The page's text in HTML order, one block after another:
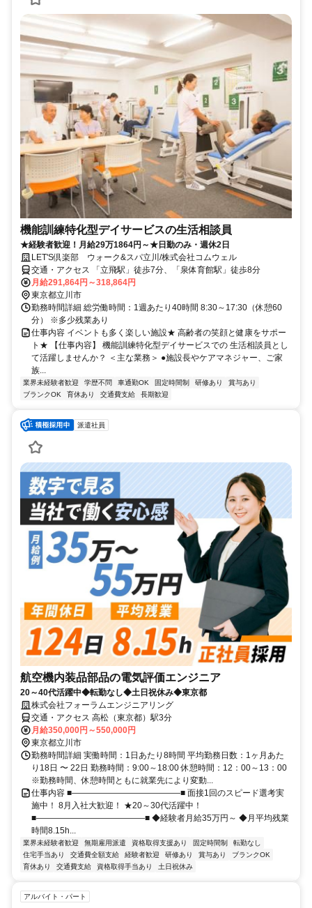
機能訓練特化型デイサービスの生活相談員
★経験者歓迎！月給29万1864円～★日勤のみ・週休2日
LET'S倶楽部 ウォーク&スパ立川/株式会社コムウェル
交通・アクセス 「立飛駅」徒歩7分、「泉体育館駅」徒歩8分
月給291,864円～318,864円
東京都立川市
勤務時間詳細 総労働時間：1週あたり40時間 8:30～17:30（休憩60
分） ※多少残業あり
仕事内容 イベントも多く楽しい施設★ 高齢者の笑顔と健康をサポー
ト★ 【仕事内容】 機能訓練特化型デイサービスでの 生活相談員とし
て活躍しませんか？ ＜主な業務＞ ●施設長やケアマネジャー、ご家
族...
業界未経験者歓迎 学歴不問 車通勤OK 固定時間制 研修あり
賞与あり
ブランクOK
育休あり 交通費支給 長期歓迎
派遣社員
航空機内装品部品の電気評価エンジニア
20～40代活躍中◆転勤なし◆土日祝休み◆東京都
株式会社フォーラムエンジニアリング
交通・アクセス 高松（東京都）駅3分
月給350,000円～550,000円
東京都立川市
勤務時間詳細 実働時間：1日あたり8時間 平均勤務日数：1ヶ月あた
り18日 〜 22日 勤務時間：9:00～18:00 休憩時間：12：00～13：00
※勤務時間、休憩時間ともに就業先により変動...
仕事内容 ■―――――――――――――■ 面接1回のスピード選考実
施中！ 8月入社大歓迎！ ★20～30代活躍中！
■―――――――――――――■ ◆経験者月給35万円～ ◆月平均残業
時間8.15h...
業界未経験者歓迎 無期雇用派遣 資格取得支援あり 固定時間制
転勤なし
住宅手当あり
交通費全額支給 経験者歓迎 研修あり 賞与あり
ブランクOK
育休あり
交通費支給 資格取得手当あり 土日祝休み
アルバイト・パート